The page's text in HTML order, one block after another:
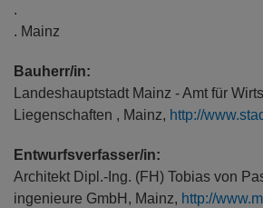
.
. Mainz
Bauherr/in:
Landeshauptstadt Mainz - Amt für
Liegenschaften , Mainz, http://
Entwurfsverfasser/in:
Architekt Dipl.-Ing. (FH) Tobias von
ingenieure GmbH, Mainz, http://